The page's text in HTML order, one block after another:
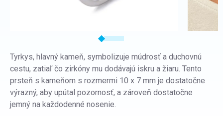
Tyrkys, hlavný kameň, symbolizuje múdrosť a duchovnú
cestu, zatiaľ čo zirkóny mu dodávajú iskru a žiaru. Tento
prsteň s kameňom s rozmermi 10 x 7 mm je dostatočne
výrazný, aby upútal pozornosť, a zároveň dostatočne
jemný na každodenné nosenie.